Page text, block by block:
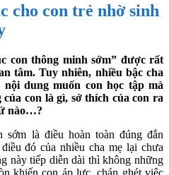
cho con trẻ nhờ sinh
con thông minh sớm” được rất
tâm. Tuy nhiên, nhiều bậc cha
dung muốn con học tập mà
con là gì, sở thích của con ra
nào…?
là điều hoàn toàn đúng đắn
đó của nhiều cha mẹ lại chưa
này tiếp diễn dài thì không những
khiến con áp lực, chán ghét việc